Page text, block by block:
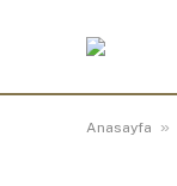
Anasayfa »